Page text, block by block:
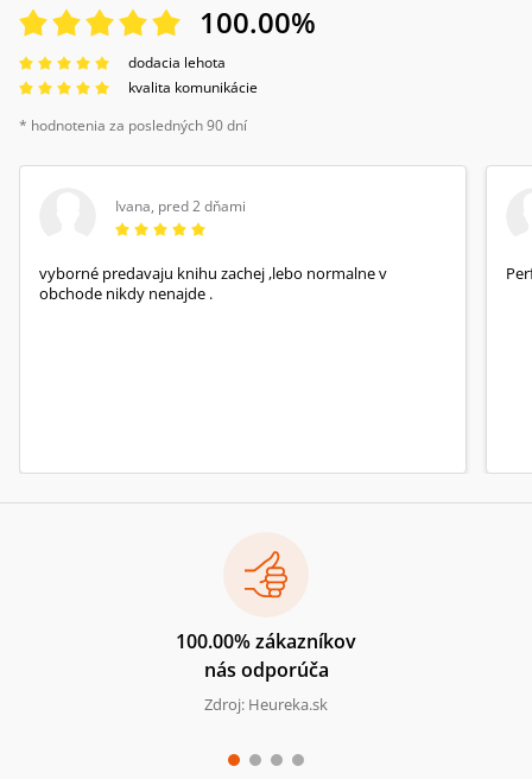
100.00%
dodacia lehota
kvalita komunikácie
* hodnotenia za posledných 90 dní
Ivana, pred 2 dňami
vyborné predavaju knihu zachej ,lebo normalne v
obchode nikdy nenajde .
100.00% zákazníkov
nás odporúča
Zdroj: Heureka.sk